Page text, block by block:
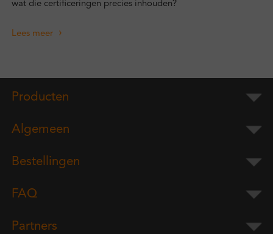
wat die certificeringen precies inhouden?
Lees meer
Producten
Algemeen
Bestellingen
FAQ
Partners